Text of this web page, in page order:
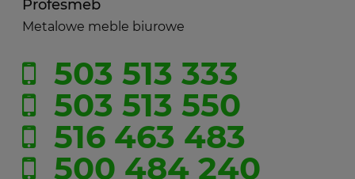
Profesmeb
Metalowe meble biurowe
503 513 333
503 513 550
516 463 483
500 484 240